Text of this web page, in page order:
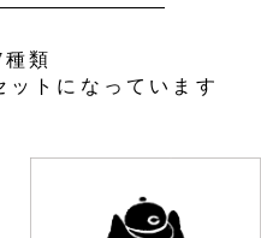
類
ットになっています